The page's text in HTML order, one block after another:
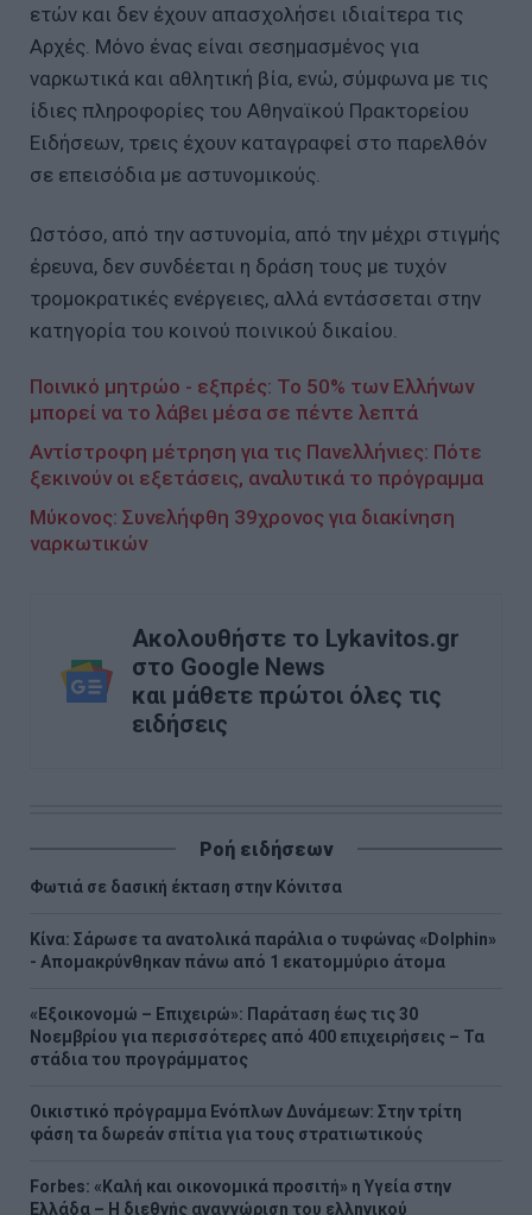
ετών και δεν έχουν απασχολήσει ιδιαίτερα τις
Αρχές. Μόνο ένας είναι σεσημασμένος για
ναρκωτικά και αθλητική βία, ενώ, σύμφωνα με τις
ίδιες πληροφορίες του Αθηναϊκού Πρακτορείου
Ειδήσεων, τρεις έχουν καταγραφεί στο παρελθόν
σε επεισόδια με αστυνομικούς.
Ωστόσο, από την αστυνομία, από την μέχρι στιγμής
έρευνα, δεν συνδέεται η δράση τους με τυχόν
τρομοκρατικές ενέργειες, αλλά εντάσσεται στην
κατηγορία του κοινού ποινικού δικαίου.
Ποινικό μητρώο - εξπρές: Το 50% των Ελλήνων
μπορεί να το λάβει μέσα σε πέντε λεπτά
Αντίστροφη μέτρηση για τις Πανελλήνιες: Πότε
ξεκινούν οι εξετάσεις, αναλυτικά το πρόγραμμα
Μύκονος: Συνελήφθη 39χρονος για διακίνηση
ναρκωτικών
Ακολουθήστε το Lykavitos.gr
στο Google News
και μάθετε πρώτοι όλες τις
ειδήσεις
Ροή ειδήσεων
Φωτιά σε δασική έκταση στην Κόνιτσα
Κίνα: Σάρωσε τα ανατολικά παράλια ο τυφώνας «Dolphin»
- Απομακρύνθηκαν πάνω από 1 εκατομμύριο άτομα
«Εξοικονομώ – Επιχειρώ»: Παράταση έως τις 30
Νοεμβρίου για περισσότερες από 400 επιχειρήσεις – Τα
στάδια του προγράμματος
Οικιστικό πρόγραμμα Ενόπλων Δυνάμεων: Στην τρίτη
φάση τα δωρεάν σπίτια για τους στρατιωτικούς
Forbes: «Καλή και οικονομικά προσιτή» η Υγεία στην
Ελλάδα – Η διεθνής αναγνώριση του ελληνικού